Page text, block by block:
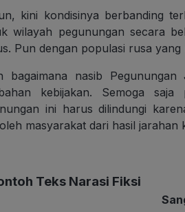
kini kondisinya berbanding
wilayah pegunungan secara
Pun dengan populasi rusa
bagaimana nasib
kebijakan. Semoga
ini harus dilindungi
masyarakat dari hasil jarahan
Teks Narasi Fiksi